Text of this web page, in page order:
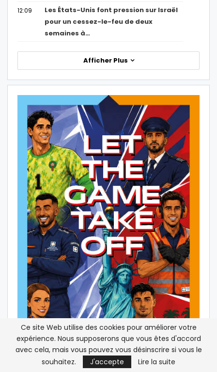
12:09
Les États-Unis font pression sur Israël
pour un cessez-le-feu de deux
semaines à…
Afficher Plus
Ce site Web utilise des cookies pour améliorer votre
expérience. Nous supposerons que vous êtes d'accord
avec cela, mais vous pouvez vous désinscrire si vous le
souhaitez.
J'accepte Lire la suite